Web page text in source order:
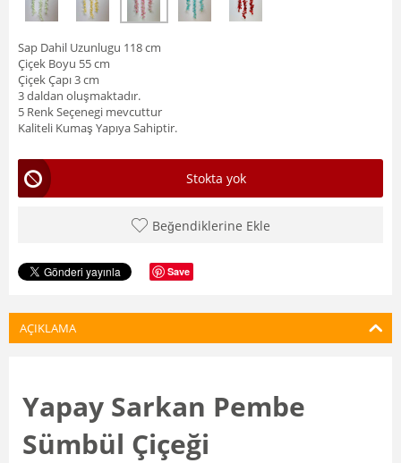
Sap Dahil Uzunlugu 118 cm
Çiçek Boyu 55 cm
Çiçek Çapı 3 cm
3 daldan oluşmaktadır.
5 Renk Seçenegi mevcuttur
Kaliteli Kumaş Yapıya Sahiptir.
Stokta yok
Beğendiklerine Ekle
Save
AÇIKLAMA
Yapay Sarkan Pembe
Sümbül Çiçeği